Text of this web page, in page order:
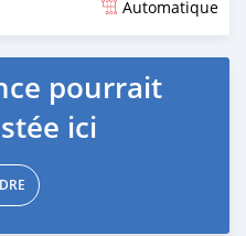
Automatique
pourrait
ici